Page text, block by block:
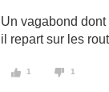
Un vagabond
il repart sur les
1 1